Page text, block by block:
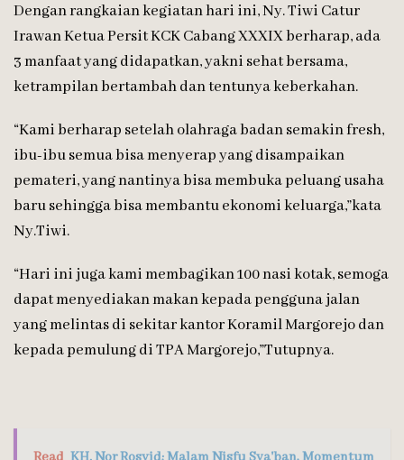
Dengan rangkaian kegiatan hari ini, Ny. Tiwi Catur
Irawan Ketua Persit KCK Cabang XXXIX berharap, ada
3 manfaat yang didapatkan, yakni sehat bersama,
ketrampilan bertambah dan tentunya keberkahan.
“Kami berharap setelah olahraga badan semakin fresh,
ibu-ibu semua bisa menyerap yang disampaikan
pemateri, yang nantinya bisa membuka peluang usaha
baru sehingga bisa membantu ekonomi keluarga,”kata
Ny.Tiwi.
“Hari ini juga kami membagikan 100 nasi kotak, semoga
dapat menyediakan makan kepada pengguna jalan
yang melintas di sekitar kantor Koramil Margorejo dan
kepada pemulung di TPA Margorejo,”Tutupnya.